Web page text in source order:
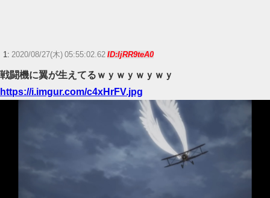
【FF14】今が買い時？人気の新髪型「ブレイドバン」、クレセントアイル
ウマ娘のアニメ見たいんやがどれから見ればええんや
F91って顔ビームでラフレシアにトドメ刺したと思ってた人けっこう居たよ
どうしてもパスタを美味そうに盛れない
【艦これ】阿賀野姉妹水着mode並べ 他
1: 2020/08/27(木) 05:55:02.62 ID:IjRR9teA0
戦闘機に翼が生えてるｗｙｗｙｗｙｗｙ
https://i.imgur.com/c4xHrFV.jpg